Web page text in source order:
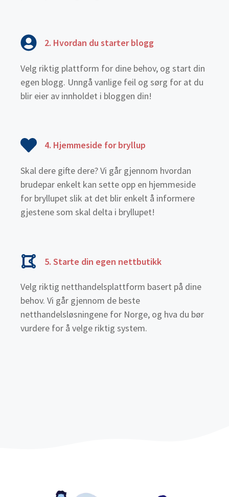
2. Hvordan du starter blogg
Velg riktig plattform for dine behov, og start din
egen blogg. Unngå vanlige feil og sørg for at du
blir eier av innholdet i bloggen din!
4. Hjemmeside for bryllup
Skal dere gifte dere? Vi går gjennom hvordan
brudepar enkelt kan sette opp en hjemmeside
for bryllupet slik at det blir enkelt å informere
gjestene som skal delta i bryllupet!
5. Starte din egen nettbutikk
Velg riktig netthandelsplattform basert på dine
behov. Vi går gjennom de beste
netthandelsløsningene for Norge, og hva du bør
vurdere for å velge riktig system.